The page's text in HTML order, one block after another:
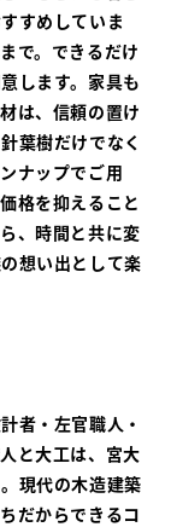
すめしていま
で。できるだけ
します。家具も
は、信頼の置け
葉樹だけでなく
ナップでご用
格を抑えること
、時間と共に変
想い出として楽
者・左官職人・
と大工は、宮大
現代の木造建築
だからできるコ